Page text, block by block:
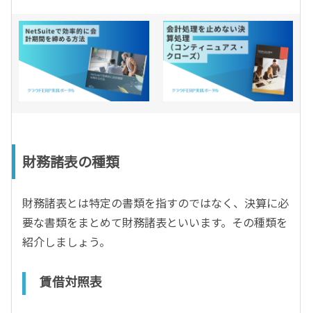
財務諸表の種類
財務諸表とは特定の書類を指すのではなく、決算に必
要な書類をまとめて財務諸表といいます。その種類を
紹介しましょう。
賃借対照表